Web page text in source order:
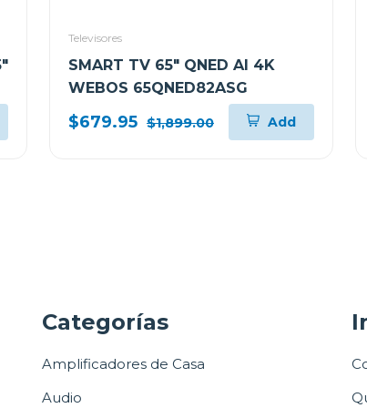
Televisores
SMART TV 65" QNED AI 4K
WEBOS 65QNED82ASG
$679.95 $1,899.00 Add
Categorías
Amplificadores de Casa
Audio